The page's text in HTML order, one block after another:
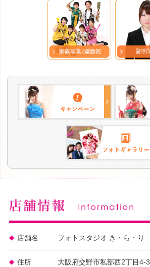
店舗名 フォトスタジオ き・ら・り
住所 大阪府交野市私部西2丁目4-3